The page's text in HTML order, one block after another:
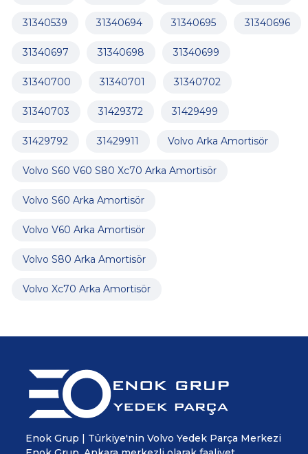
31340539 31340694 31340695 31340696
31340697 31340698 31340699
31340700 31340701 31340702
31340703 31429372 31429499
31429792 31429911 Volvo Arka Amortisör
Volvo S60 V60 S80 Xc70 Arka Amortisör
Volvo S60 Arka Amortisör
Volvo V60 Arka Amortisör
Volvo S80 Arka Amortisör
Volvo Xc70 Arka Amortisör
Enok Grup | Türkiye'nin Volvo Yedek Parça Merkezi